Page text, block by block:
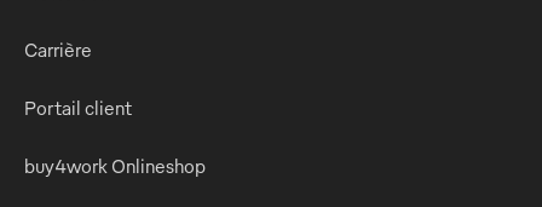
Carrière
Portail client
buy4work Onlineshop